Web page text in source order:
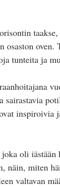
osaston
tunteita ja
sairastavia
inspiroivia
oli
näin, miten
valtavan